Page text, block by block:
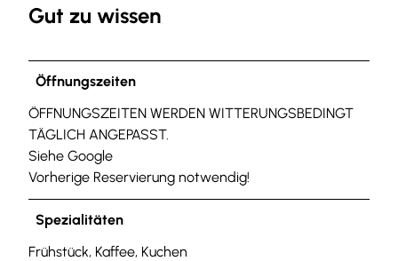
Gut zu wissen
Öffnungszeiten
ÖFFNUNGSZEITEN WERDEN WITTERUNGSBEDINGT
TÄGLICH ANGEPASST.
Siehe Google
Vorherige Reservierung notwendig!
Spezialitäten
Frühstück, Kaffee, Kuchen